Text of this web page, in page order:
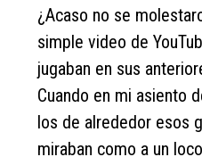
¿Acaso no se
simple video de
jugaban en sus
Cuando en mi asiento
los de alrededor esos
miraban como a un